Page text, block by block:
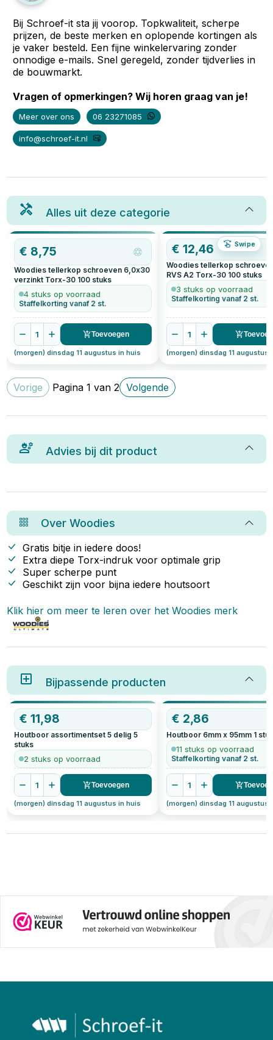
Bij Schroef-it sta jij voorop. Topkwaliteit, scherpe
prijzen, de beste merken en oplopende kortingen als
je vaker besteld. Een fijne winkelervaring zonder
onnodige e-mails. Snel geregeld, zonder tijdverlies in
de bouwmarkt.
Vragen of opmerkingen? Wij horen graag van je!
Meer over ons 06 23271085
info@schroef-it.nl
Alles uit deze categorie
Swipe
€ 8,75
Woodies tellerkop schroeven 6,0x30
verzinkt Torx-30 100 stuks
4 stuks op voorraad
Staffelkorting vanaf 2 st.
1 Toevoegen
(morgen) dinsdag 11 augustus in huis
€12,46
Woodies tellerkop
RVS A2 Torx-30 100 stuks
3 stuks op voorraad
Staffelkorting vanaf 2 st.
1
(morgen) dinsdag 11 augustus
Vorige Pagina1 van2 Volgende
Advies bij dit product
OverWoodies
Gratis bitje in iedere doos!
Extra diepe Torx-indruk voor optimale grip
Super scherpe punt
Geschikt zijn voor bijna iedere houtsoort
Klik hier om meer te leren over hetWoodies merk
Bijpassende producten
€11,98
Houtboor assortimentset 5 delig 5
stuks
2 stuks op voorraad
1 Toevoegen
(morgen) dinsdag 11 augustus in huis
€ 2,86
Houtboor 6mm x 95mm 1
11 stuks op voorraad
Staffelkorting vanaf 2 st.
1
(morgen) dinsdag 11 augustus